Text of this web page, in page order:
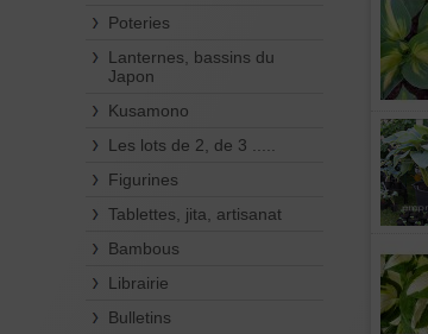
Poteries
Lanternes, bassins du
Japon
Kusamono
Les lots de 2, de 3 .....
Figurines
Tablettes, jita, artisanat
Bambous
Librairie
Bulletins